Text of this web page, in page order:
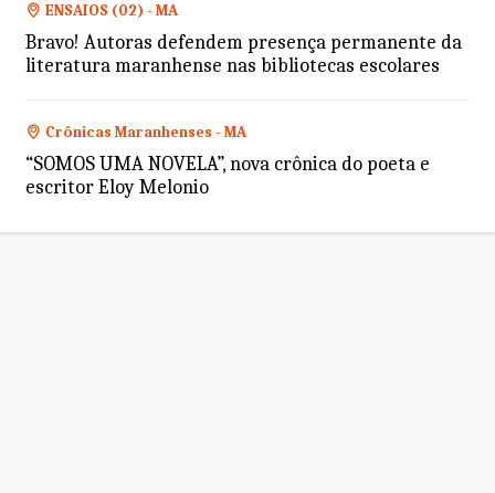
ENSAIOS (02) - MA
Bravo! Autoras defendem presença permanente da
literatura maranhense nas bibliotecas escolares
Crônicas Maranhenses - MA
“SOMOS UMA NOVELA”, nova crônica do poeta e
escritor Eloy Melonio